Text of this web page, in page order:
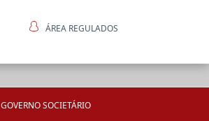
ÁREA REGULADOS
GOVERNO SOCIETÁRIO